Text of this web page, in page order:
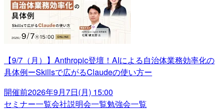
【9/7（月）】Anthropic登壇！AIによる自治体業務効率化の
具体例ーSkillsで広がるClaudeの使い方ー
開催前2026年9月7日(月) 15:00
セミナー一覧会社説明会一覧勉強会一覧